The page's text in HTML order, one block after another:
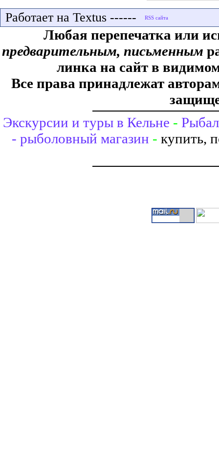
Работает на Textus ------
Любая перепечатка или
предварительным, письменным
линка на сайт в
Все права принадлежат
Экскурсии и туры в Кельне -
- рыболовный магазин - купить,